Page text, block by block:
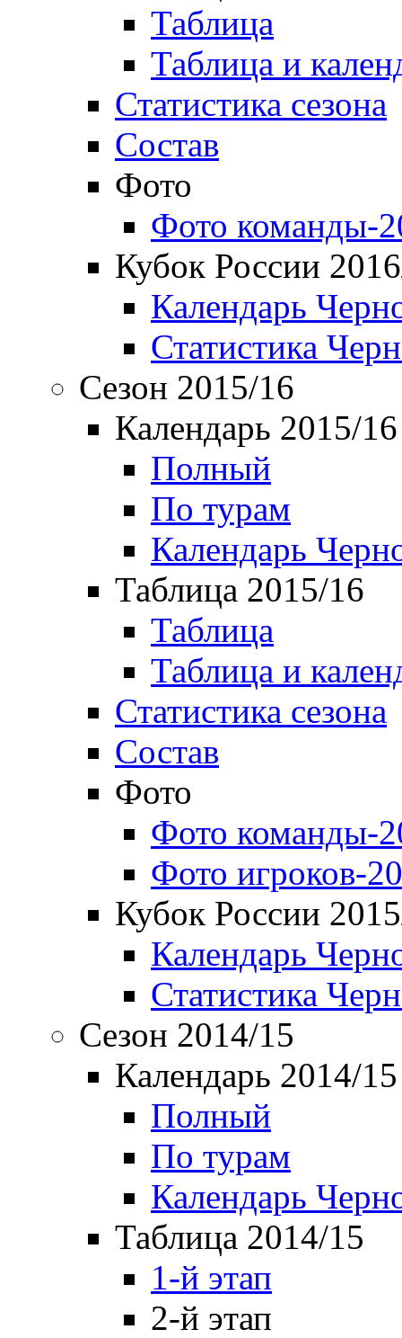
Таблица
Таблица и
Статистика сезона
Состав
Фото
Фото команды-
Кубок России
Календарь
Статистика
Сезон 2015/16
Календарь 2015/16
Полный
По турам
Календарь
Таблица 2015/16
Таблица
Таблица и
Статистика сезона
Состав
Фото
Фото команды-
Фото игроков-
Кубок России
Календарь
Статистика
Сезон 2014/15
Календарь 2014/15
Полный
По турам
Календарь
Таблица 2014/15
1-й этап
2-й этап